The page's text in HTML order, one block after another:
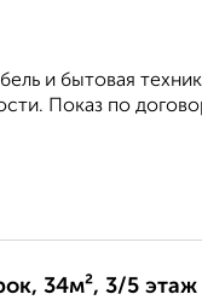
и бытовая
Показ по
34м², 3/5 этаж